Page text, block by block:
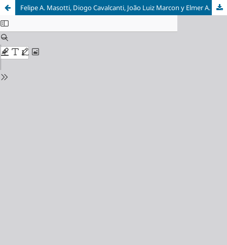
Felipe A. Masotti, Diogo Cavalcanti, João Luiz Marcon y Elmer A. Guzmán, eds.